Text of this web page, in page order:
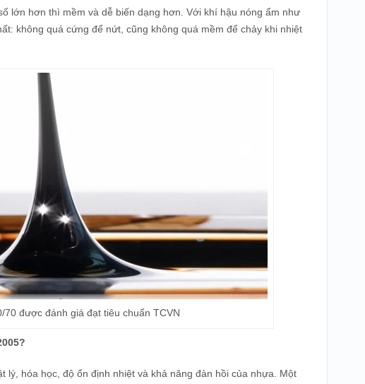
lớn hơn thì mềm và dễ biến dạng hơn. Với khí hậu nóng ẩm như
không quá cứng để nứt, cũng không quá mềm để chảy khi nhiệt
70 được đánh giá đạt tiêu chuẩn TCVN
lý, hóa học, độ ổn định nhiệt và khả năng đàn hồi của nhựa. Một